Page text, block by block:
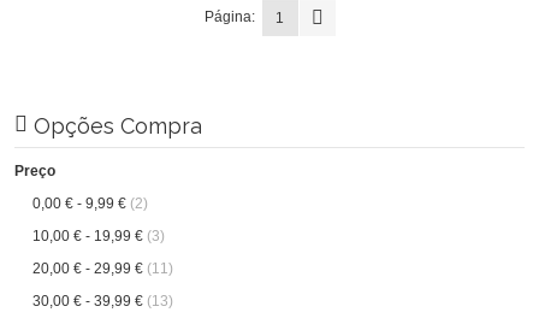
Página: 1
Opções Compra
Preço
0,00 € - 9,99 € (2)
10,00 € - 19,99 € (3)
20,00 € - 29,99 € (11)
30,00 € - 39,99 € (13)